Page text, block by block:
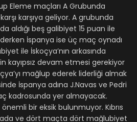
Eleme maçları A Grubunda
karşıya geliyor. A grubunda
aldığı beş galibiyet 15 puan ile
İspanya ise üç maç oynadı
ile İskoçya’nın arkasında
kayıpsız devam etmesi gerekiyor
mağlup ederek liderliği almak
İspanya adına J.Navas ve Pedri
kadrosunda yer almayacak.
bir eksik bulunmuyor. Kıbrıs
ve dört maçta dört mağlubiyet